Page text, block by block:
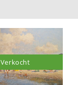
Verkocht